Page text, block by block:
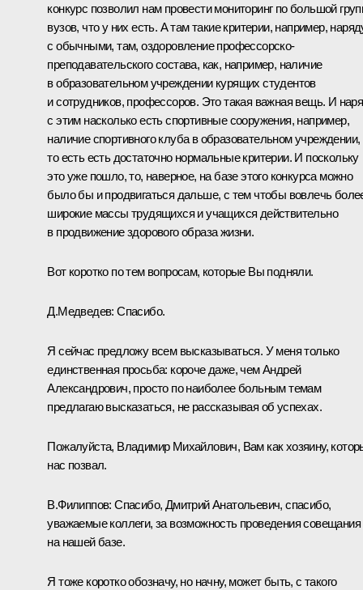
конкурс позволил нам провести мониторинг по большой
вузов, что у них есть. А там такие критерии, например,
с обычными, там, оздоровление профессорско-
преподавательского состава, как, например, наличие
в образовательном учреждении курящих студентов
и сотрудников, профессоров. Это такая важная вещь. И
с этим насколько есть спортивные сооружения, например,
наличие спортивного клуба в образовательном учреждении,
то есть есть достаточно нормальные критерии. И поскольку
это уже пошло, то, наверное, на базе этого конкурса можно
было бы и продвигаться дальше, с тем чтобы вовлечь
широкие массы трудящихся и учащихся действительно
в продвижение здорового образа жизни.
Вот коротко по тем вопросам, которые Вы подняли.
Д.Медведев:Спасибо.
Я сейчас предложу всем высказываться. У меня только
единственная просьба: короче даже, чем Андрей
Александрович, просто по наиболее больным темам
предлагаю высказаться, не рассказывая об успехах.
Пожалуйста, Владимир Михайлович, Вам как хозяину,
нас позвал.
В.Филиппов: Спасибо, Дмитрий Анатольевич, спасибо,
уважаемые коллеги, за возможность проведения совещания
на нашей базе.
Я тоже коротко обозначу, но начну, может быть, с такого